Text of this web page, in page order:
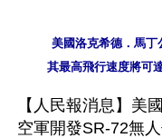
美國洛克希德．馬丁
【人民報消息】美
空軍開發SR-72無